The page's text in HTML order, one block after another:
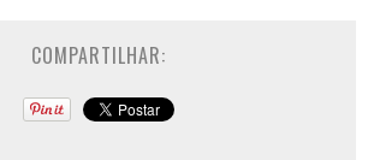
COMPARTILHAR: